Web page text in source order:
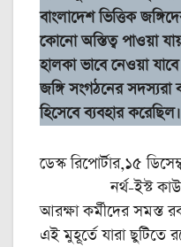
বাংলাদেশ ভিত্তিক
কোনো অস্তিত্ব পাওয়া
হালকা ভাবে নেওয়া
জঙ্গি সংগঠনের সদস্যরা
হিসেবে ব্যবহার করেছিল।
ডেস্ক রিপোর্টার,১৫
নর্থ-ইস্ট
আরক্ষা কর্মীদের সমস্ত
এই মুহূর্তে যারা ছুটিতে